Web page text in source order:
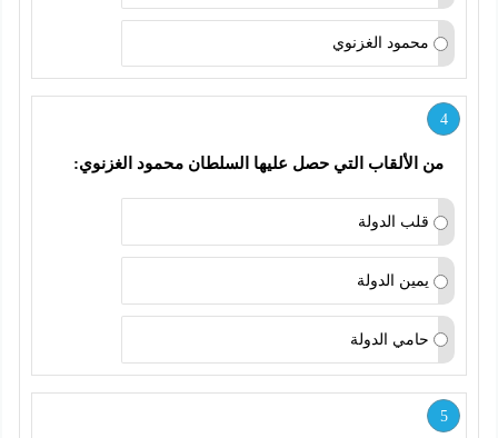
محمود الغزنوي
4
من الألقاب التي حصل عليها السلطان محمود الغزنوي:
قلب الدولة
يمين الدولة
حامي الدولة
5